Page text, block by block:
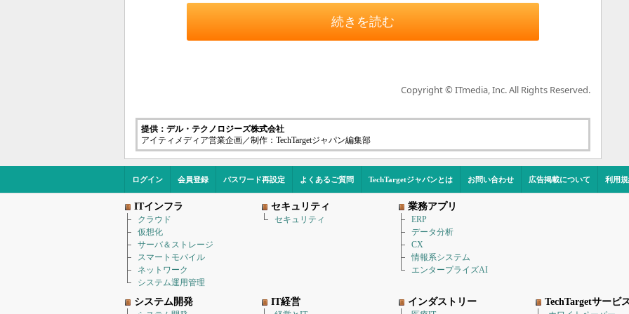
続きを読む
Copyright © ITmedia, Inc. All Rights Reserved.
提供：デル・テクノロジーズ株式会社
アイティメディア営業企画／制作：TechTargetジャパン編集部
ログイン 会員登録 パスワード再設定 よくあるご質問 TechTargetジャパンとは お問い合わせ 広告掲載について 利用
ITインフラ
クラウド
仮想化
サーバ＆ストレージ
スマートモバイル
ネットワーク
システム運用管理
セキュリティ
セキュリティ
業務アプリ
ERP
データ分析
CX
情報系システム
エンタープライズAI
システム開発 IT経営 インダストリー TechTargetサービ